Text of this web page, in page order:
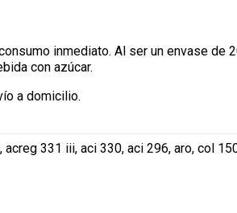
inmediato. Al ser un envase de
con azúcar.
a domicilio.
331 iii, aci 330, aci 296, aro, col